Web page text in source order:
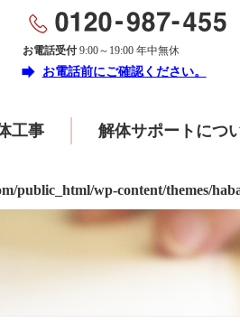
お電話受付9:00～19:00 年中無休
forward お電話前にご確認ください。
工事 解体サポートにつ
public_html/wp-content/themes/